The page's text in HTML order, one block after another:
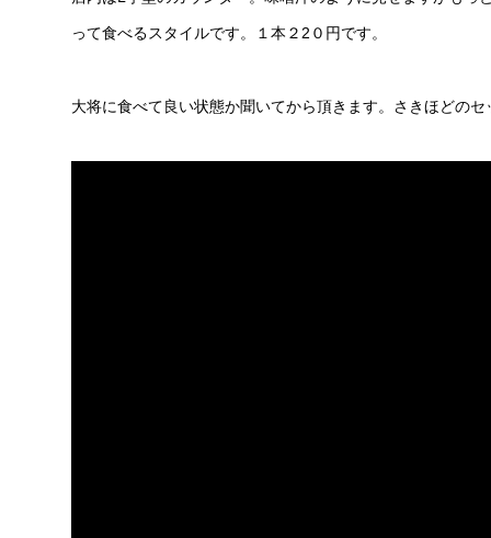
って食べるスタイルです。１本２2０円です。
大将に食べて良い状態か聞いてから頂きます。さきほどの